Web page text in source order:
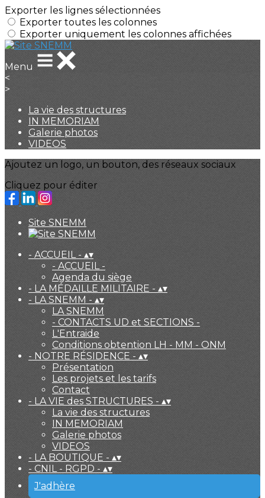
Exporter les lignes sélectionnées
Exporter toutes les colonnes
Exporter uniquement les colonnes affichées
Menu
<
>
La vie des structures
IN MEMORIAM
Galerie photos
VIDEOS
Ajoutez un logo, un bouton, des réseaux sociaux
Cliquez pour éditer
Site SNEMM
- ACCUEIL - ▴▾
- ACCUEIL -
Agenda du siège
- LA MÉDAILLE MILITAIRE - ▴▾
- LA SNEMM - ▴▾
LA SNEMM
- CONTACTS UD et SECTIONS -
L'Entraide
Conditions obtention LH - MM - ONM
- NOTRE RÉSIDENCE - ▴▾
Présentation
Les projets et les tarifs
Contact
- LA VIE des STRUCTURES - ▴▾
La vie des structures
IN MEMORIAM
Galerie photos
VIDEOS
- LA BOUTIQUE - ▴▾
- CNIL - RGPD - ▴▾
J'adhère